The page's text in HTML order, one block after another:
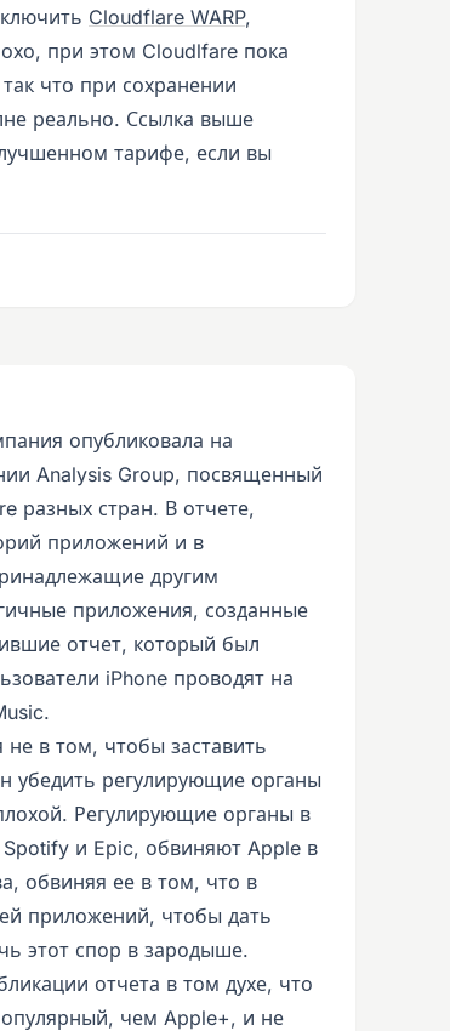
Cloudflare WARP,
при этом Cloudlfare пока
что при сохранении
реально. Ссылка выше
тарифе, если вы
опубликовала на
Analysis Group, посвященный
разных стран. В отчете,
приложений и в
другим
приложения, созданные
отчет, который был
iPhone проводят на
в том, чтобы заставить
убедить регулирующие органы
Регулирующие органы в
и Epic, обвиняют Apple в
обвиняя ее в том, что в
приложений, чтобы дать
этот спор в зародыше.
отчета в том духе, что
чем Apple+, и не